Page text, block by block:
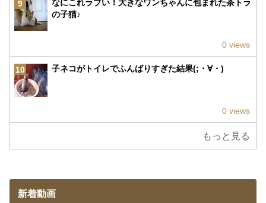
9
なにこれラブい！大きなワンちゃんに包まれた茶トラ
の子猫♪
0 views
10 子ネコがトイレでふんばりすぎた結果(;・∀・)
0 views
もっと見る
新着動画